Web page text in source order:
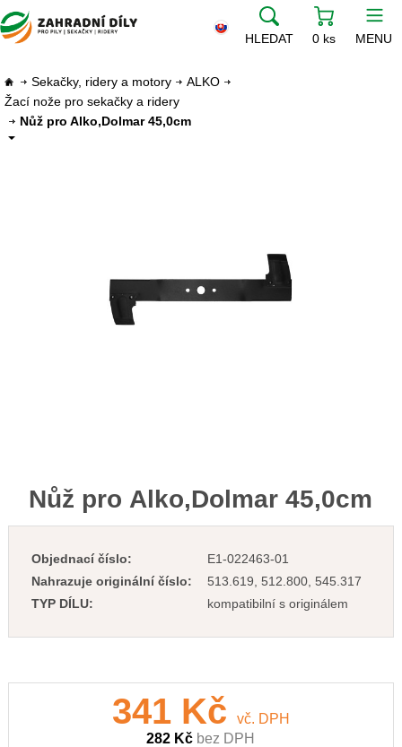
HLEDAT 0 ks MENU
Sekačky, ridery a motory
ALKO
Žací nože pro sekačky a ridery
Nůž pro Alko,Dolmar 45,0cm
Nůž pro Alko,Dolmar 45,0cm
Objednací číslo:
E1-022463-01
Nahrazuje originální číslo:
513.619, 512.800, 545.317
TYP DÍLU:
kompatibilní s originálem
341 Kč
vč. DPH
282 Kč bez DPH